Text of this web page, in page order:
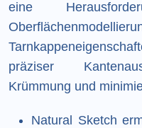
eine
präziser
Krümmung und
Natural Sketch